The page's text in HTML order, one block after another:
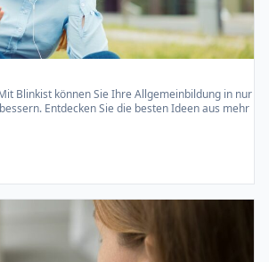
Blinkist können Sie Ihre Allgemeinbildung in nur
Entdecken Sie die besten Ideen aus mehr